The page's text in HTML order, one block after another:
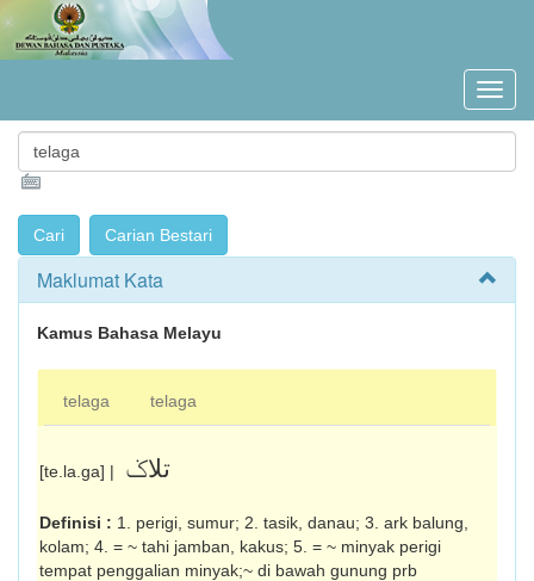
Maklumat Kata
Kamus Bahasa Melayu
telaga telaga
[te.la.ga] |
Definisi : 1. perigi, sumur; 2. tasik, danau; 3. ark balung,
kolam; 4. = ~ tahi jamban, kakus; 5. = ~ minyak perigi
tempat penggalian minyak;~ di bawah gunung prb